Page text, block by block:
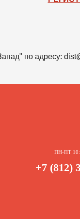
по адресу:
ПН-ПТ
+7 (812)